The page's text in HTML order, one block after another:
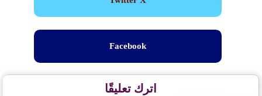
Facebook
اترك تعليقًا